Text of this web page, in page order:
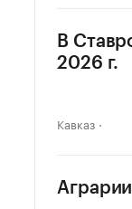
В
2026 г.
Кавказ